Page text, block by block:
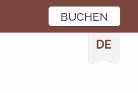
BUCHEN
DE